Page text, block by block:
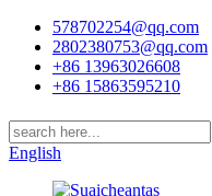
578702254@qq.com
2802380753@qq.com
+86 13963026608
+86 15863595210
English